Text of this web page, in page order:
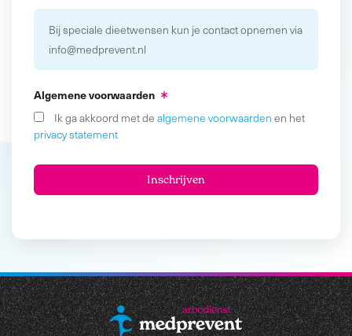
Bij speciale dieetwensen kun je contact opnemen via
info@medprevent.nl
Algemene voorwaarden
Ik ga akkoord met de algemene voorwaarden en het
privacy statement